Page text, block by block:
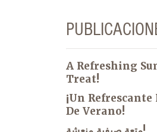
A Refreshing
Treat!
¡Un Refrescante
De Verano!